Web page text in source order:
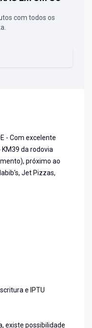
com todos os
- Com excelente
da rodovia
próximo ao
Jet Pizzas,
e IPTU
existe possibilidade